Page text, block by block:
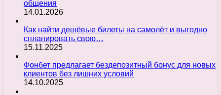
общения
14.01.2026
Как найти дешёвые билеты на самолёт и выгодно
спланировать свою…
15.11.2025
Фонбет предлагает бездепозитный бонус для новых
клиентов без лишних условий
14.10.2025